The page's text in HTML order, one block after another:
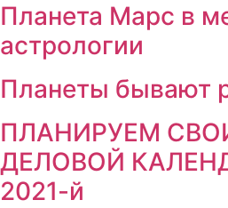
Планета Марс в
астрологии
Планеты бывают
ПЛАНИРУЕМ
ДЕЛОВОЙ
2021-й